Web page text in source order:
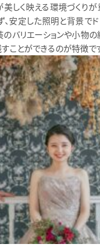
しく映える環境づくり
安定した照明と背景で
バリエーションや小物
ことができるのが特徴で